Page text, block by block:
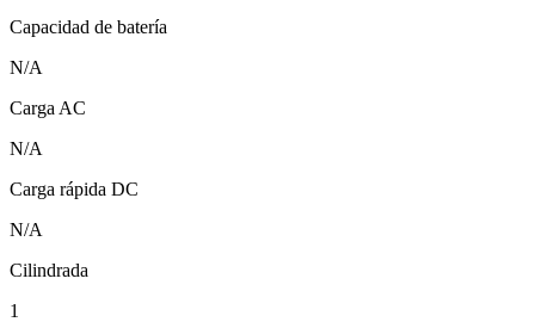
Capacidad de batería
N/A
Carga AC
N/A
Carga rápida DC
N/A
Cilindrada
1